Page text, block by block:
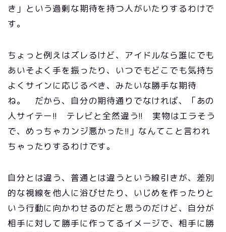
き」という過剰な期待を持つ人がいたりするわけで
す。
ちょっと例えはズレるけど、アイドルなら誰にでも
あいそよく手を振ったり、いつでもどこでも気持ち
よくサインに応じるべき、みたいな勝手な期待
ね。 だから、自分の期待通りでなければ、「あの
人サイテー!! テレビと全然違う!! 実物はエラそう
で、めっちゃカンジ悪かった!!」なんてこと言われ
ちゃったりするわけです。
自分とは違う、普通とは違うという線引きが、差別
的な視線を他人に浴びせたり、いじめを作ったりと
いう行動に向かわせるのだと思うのだけど、自分が
相手に対して勝手に作ってるイメージで、相手に勝